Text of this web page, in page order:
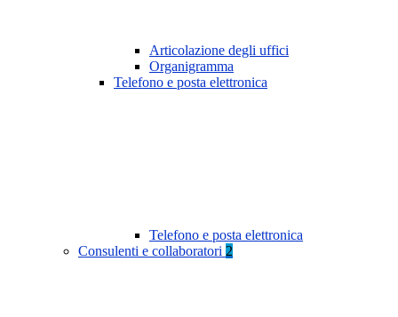
Articolazione degli uffici
Organigramma
Telefono e posta elettronica
Telefono e posta elettronica
Consulenti e collaboratori 2